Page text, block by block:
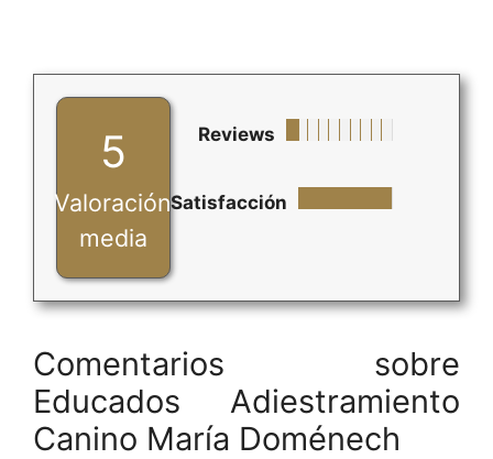
5
Valoración
media
Reviews
Satisfacción
Comentarios sobre
Educados Adiestramiento
Canino María Doménech